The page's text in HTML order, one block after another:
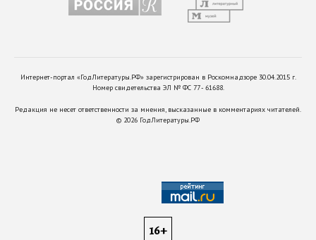
Интернет-портал «ГодЛитературы.РФ» зарегистрирован в Роскомнадзоре 30.04.2015 г.
Номер свидетельства ЭЛ № ФС 77 - 61688.
Редакция не несет ответственности за мнения, высказанные в комментариях читателей.
© 2026 ГодЛитературы.РФ
16+